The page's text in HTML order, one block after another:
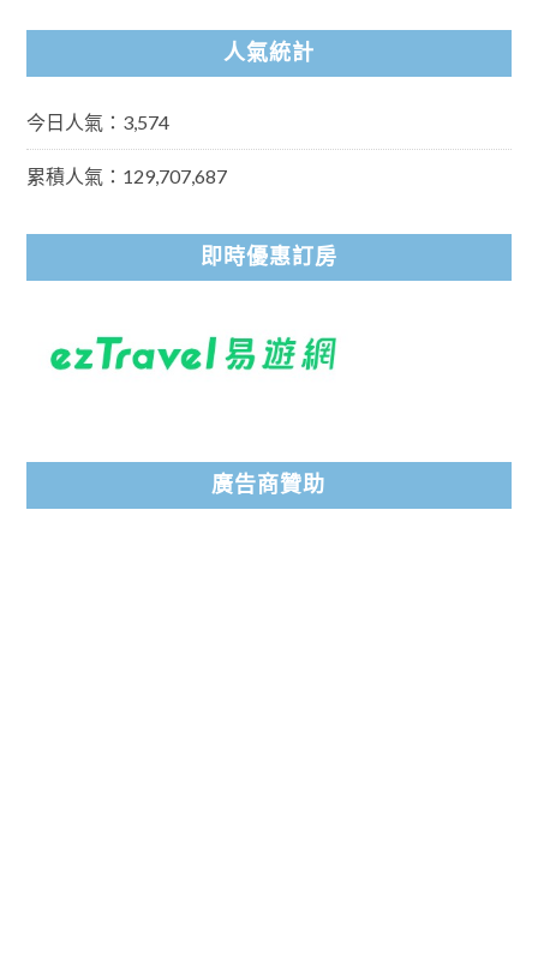
人氣統計
今日人氣：3,574
累積人氣：129,707,687
即時優惠訂房
廣告商贊助